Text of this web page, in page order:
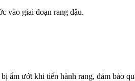
vào giai đoạn rang đậu.
ẩm ướt khi tiến hành rang, đảm bảo